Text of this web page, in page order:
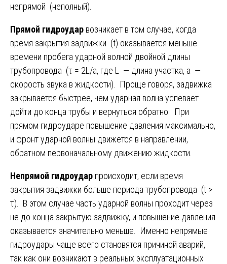
непрямой (неполный).
Прямой гидроудар возникает в том случае, когда
время закрытия задвижки (t) оказывается меньше
времени пробега ударной волной двойной длины
трубопровода (τ = 2L/a, где L — длина участка, a —
скорость звука в жидкости). Проще говоря, задвижка
закрывается быстрее, чем ударная волна успевает
дойти до конца трубы и вернуться обратно. При
прямом гидроударе повышение давления максимально,
и фронт ударной волны движется в направлении,
обратном первоначальному движению жидкости.
Непрямой гидроудар происходит, если время
закрытия задвижки больше периода трубопровода (t >
τ). В этом случае часть ударной волны проходит через
не до конца закрытую задвижку, и повышение давления
оказывается значительно меньше. Именно непрямые
гидроудары чаще всего становятся причиной аварий,
так как они возникают в реальных эксплуатационных